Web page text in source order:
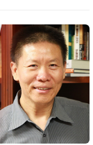
i
g
a
t
i
o